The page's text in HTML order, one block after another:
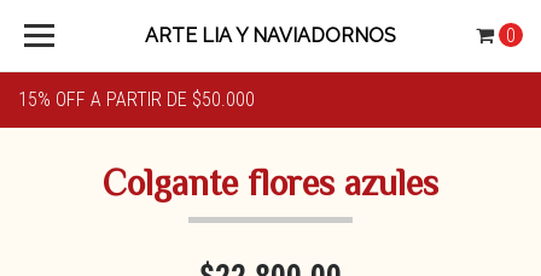
15% OFF A PARTIR DE $50.000
ARTE LIA Y NAVIADORNOS 0
Colgante flores azules